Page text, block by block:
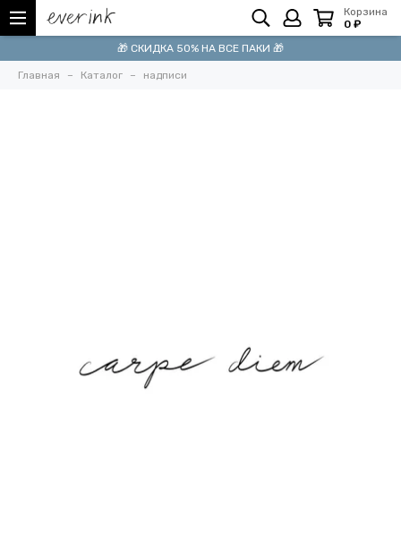
Корзина
0 ₽
🎁 СКИДКА 50% НА ВСЕ ПАКИ 🎁
Главная Каталог надписи